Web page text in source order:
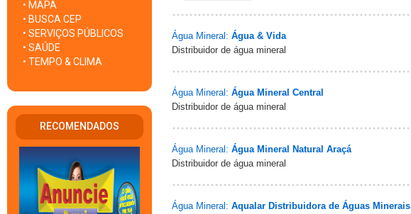
• MAPA
• BUSCA CEP
• SERVIÇOS PÚBLICOS
• SAÚDE
• TEMPO & CLIMA
RECOMENDADOS
Água Mineral: Água & Vida
Distribuidor de água mineral
Água Mineral: Água Mineral Central
Distribuidor de água mineral
Água Mineral: Água Mineral Natural Araçá
Distribuidor de água mineral
Água Mineral: Aqualar Distribuidora de Águas Minerais